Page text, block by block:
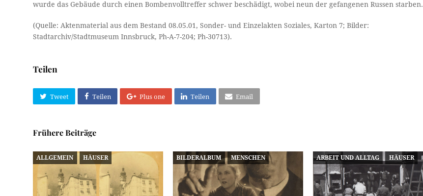
wurde das Gebäude durch einen Bombenvolltreffer schwer beschädigt, wobei neun der gefangenen Russen starben.
(Quelle: Aktenmaterial aus dem Bestand 08.05.01, Sonder- und Einzelakten Soziales, Karton 7; Bilder:
Stadtarchiv/Stadtmuseum Innsbruck, Ph-A-7-204; Ph-30713).
Teilen
Tweet Teilen Plus one Teilen Email
Frühere Beiträge
ALLGEMEIN HÄUSER BILDERALBUM MENSCHEN ARBEIT UND ALLTAG HÄUSER